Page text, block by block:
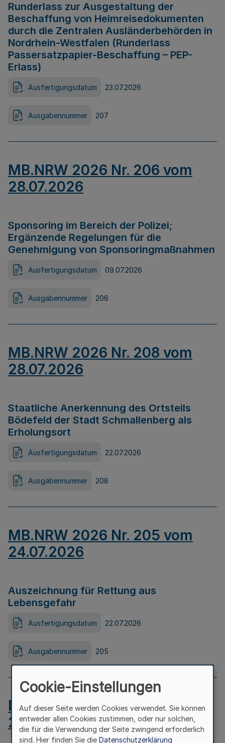
Runderlass zur Ausgestaltung der
Beschaffung von Heimreisedokumenten
durch die Zentralen Ausländerbehörden in
Nordrhein-Westfalen (Runderlass
Passersatzpapier-Beschaffung – PEP-
Erlass)
Ausfertigungsdatum 23.07.2026
Ausgabennummer 207
MB.NRW 2026 Nr. 206 vom
28.07.2026
Sponsoring im Bereich der Polizei;
Ergänzende Regelungen für die
Genehmigung von Sponsoringmaßnahmen
Ausfertigungsdatum 09.07.2026
Ausgabennummer 206
MB.NRW 2026 Nr. 208 vom
28.07.2026
Staatliche Anerkennung des Ortsteils
Bödefeld der Stadt Schmallenberg als
Erholungsort
Ausfertigungsdatum 22.07.2026
Ausgabennummer 208
MB.NRW 2026 Nr. 205 vom
24.07.2026
Auszeichnung für Rettung aus
Lebensgefahr
Ausfertigungsdatum 22.07.2026
Ausgabennummer 205
MB.NRW 2026 Nr. 204 vom
24.07.2026
Cookie-Einstellungen
Auf dieser Seite werden Cookies verwendet. Sie können
entweder allen Cookies zustimmen, oder nur solchen,
die für die Verwendung der Seite zwingend erforderlich
sind. Hier finden Sie die Datenschutzerklärung